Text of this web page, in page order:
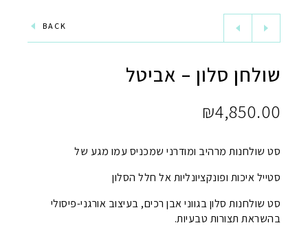
BACK
שולחן סלון – אביטל
₪4,850.00
סט שולחנות מרהיב ומודרני שמכניס עמו מגע של
סטייל איכות ופונקציונליות אל חלל הסלון
סט שולחנות סלון בגווני אבן רכים, בעיצוב אורגני-פיסולי
בהשראת תצורות טבעיות.